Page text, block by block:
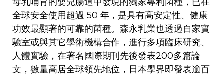
全球安全使用超過 50 年，是具有高安定性、健康
功效最顯著的可靠的菌種。森永乳業也透過自家實
驗室或與其它學術機構合作，進行多項臨床研究、
人體實驗，在著名國際期刊先後發表200多篇論
文，數量高居全球領先地位，日本學界即發表逾百